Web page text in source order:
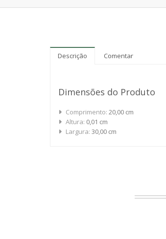
Descrição Comentar
Dimensões do Produto
Comprimento: 20,00 cm
Altura: 0,01 cm
Largura: 30,00 cm